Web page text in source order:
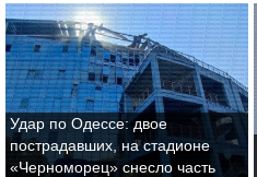
Удар по Одессе: двое
пострадавших, на стадионе
«Черноморец» снесло часть